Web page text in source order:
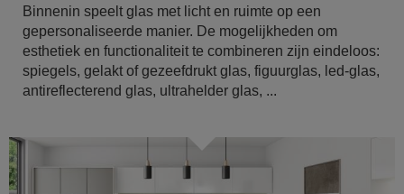
Binnenin speelt glas met licht en ruimte op een
gepersonaliseerde manier. De mogelijkheden om
esthetiek en functionaliteit te combineren zijn eindeloos:
spiegels, gelakt of gezeefdrukt glas, figuurglas, led-glas,
antireflecterend glas, ultrahelder glas, ...